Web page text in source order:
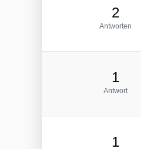
2
Antworten
1
Antwort
1